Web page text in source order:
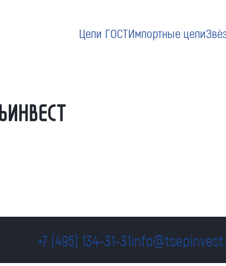
Цепи ГОСТИмпортные цепи
+7 (495) 134-31-31